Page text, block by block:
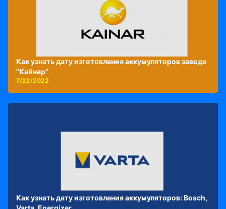
Как узнать дату изготовления аккумуляторов завода
"Кайнар"
7/22/2022
Как узнать дату изготовления аккумуляторов: Bosch,